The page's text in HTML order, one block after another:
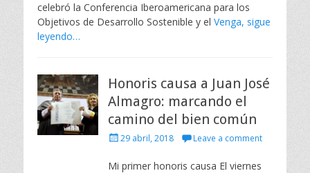
celebró la Conferencia Iberoamericana para los
Objetivos de Desarrollo Sostenible y el Venga, sigue
leyendo…
Honoris causa a Juan José
Almagro: marcando el
camino del bien común
P
s
29 abril, 2018 Leave a comment
Mi primer honoris causa El viernes